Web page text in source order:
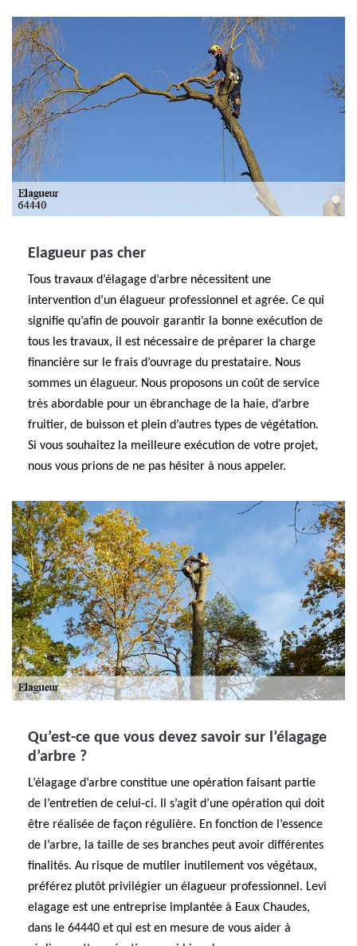
Elagueur pas cher
Tous travaux d’élagage d’arbre nécessitent une
intervention d’un élagueur professionnel et agrée. Ce qui
signifie qu’afin de pouvoir garantir la bonne exécution de
tous les travaux, il est nécessaire de préparer la charge
financière sur le frais d’ouvrage du prestataire. Nous
sommes un élagueur. Nous proposons un coût de service
très abordable pour un ébranchage de la haie, d’arbre
fruitier, de buisson et plein d’autres types de végétation.
Si vous souhaitez la meilleure exécution de votre projet,
nous vous prions de ne pas hésiter à nous appeler.
Qu’est-ce que vous devez savoir sur l’élagage
d’arbre ?
L’élagage d’arbre constitue une opération faisant partie
de l’entretien de celui-ci. Il s’agit d’une opération qui doit
être réalisée de façon régulière. En fonction de l’essence
de l’arbre, la taille de ses branches peut avoir différentes
finalités. Au risque de mutiler inutilement vos végétaux,
préférez plutôt privilégier un élagueur professionnel. Levi
elagage est une entreprise implantée à Eaux Chaudes,
dans le 64440 et qui est en mesure de vous aider à